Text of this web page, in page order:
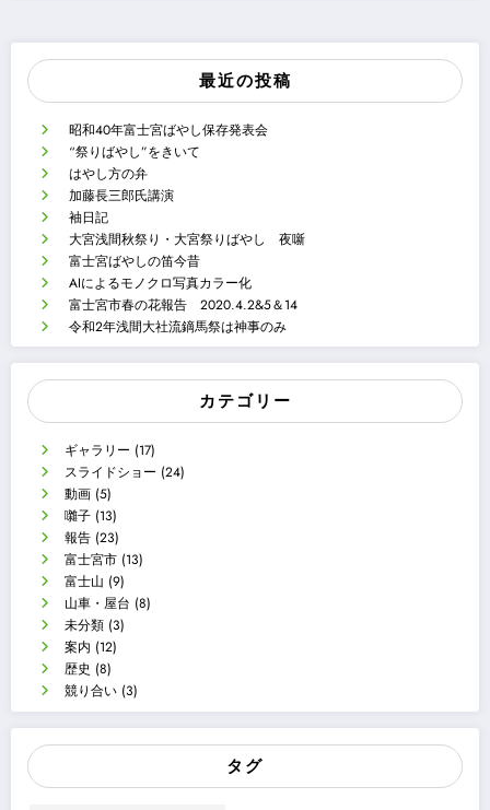
最近の投稿
昭和40年富士宮ばやし保存発表会
“祭りばやし”をきいて
はやし方の弁
加藤長三郎氏講演
袖日記
大宮浅間秋祭り・大宮祭りばやし 夜噺
富士宮ばやしの笛今昔
AIによるモノクロ写真カラー化
富士宮市春の花報告 2020.4.2&5＆14
令和2年浅間大社流鏑馬祭は神事のみ
カテゴリー
ギャラリー (17)
スライドショー (24)
動画 (5)
囃子 (13)
報告 (23)
富士宮市 (13)
富士山 (9)
山車・屋台 (8)
未分類 (3)
案内 (12)
歴史 (8)
競り合い (3)
タグ